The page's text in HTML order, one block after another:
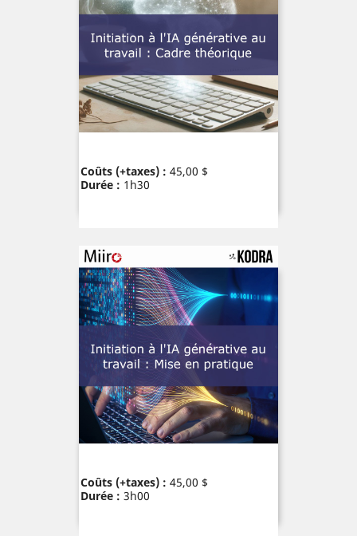
Prix
Coûts (+taxes) : 45,00 $
Durée : 1h30
Prix
Coûts (+taxes) : 45,00 $
Durée : 3h00